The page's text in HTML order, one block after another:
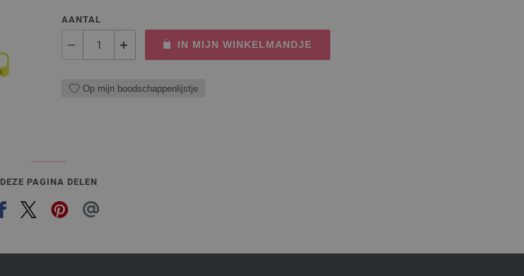
AANTAL
IN MIJN WINKELMANDJE
Op mijn boodschappenlijstje
DEZE PAGINA DELEN